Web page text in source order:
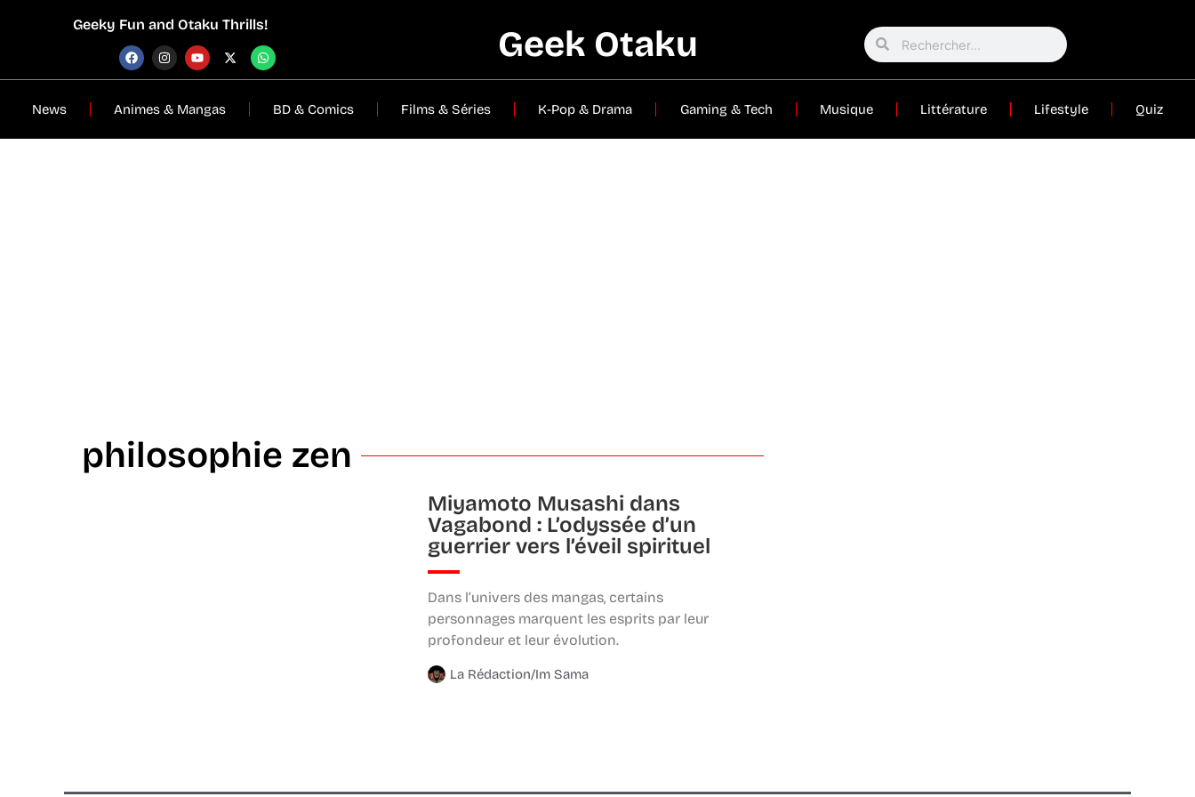
Geeky Fun and Otaku Thrills! Geek Otaku
News Animes & Mangas BD & Comics Films & Séries K-Pop & Drama Gaming & Tech Musique Littérature Lifestyle Quiz
philosophie zen
Miyamoto Musashi dans
Vagabond : L’odyssée d’un
guerrier vers l’éveil spirituel
Dans l’univers des mangas, certains
personnages marquent les esprits par leur
profondeur et leur évolution.
La Rédaction/Im Sama